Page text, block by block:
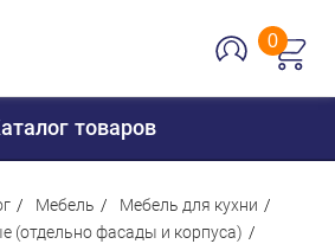
0
товаров
Мебель
Мебель для кухни
(отдельно фасады и корпуса)